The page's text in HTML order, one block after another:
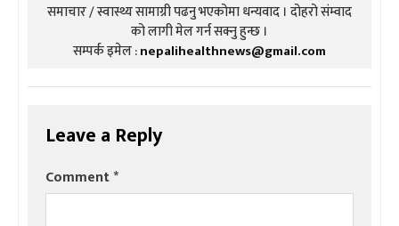
समाचार / स्वास्थ्य सामाग्री पढनु भएकोमा धन्यवाद । दोहरो संम्वाद
को लागी मेल गर्न सक्नु हुन्छ ।
सम्पर्क इमेल :nepalihealthnews@gmail.com
Leave a Reply
Comment*